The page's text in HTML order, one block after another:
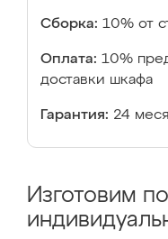
Сборка: 10% от
Оплата: 10%
доставки шкафа
Гарантия: 24
Изготовим по